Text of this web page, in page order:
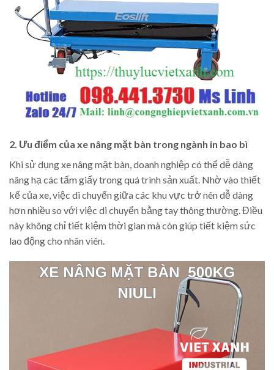
2. Ưu điểm của xe nâng mặt bàn trong ngành in bao bì
Khi sử dụng xe nâng mặt bàn, doanh nghiệp có thể dễ dàng
nâng hạ các tấm giấy trong quá trình sản xuất. Nhờ vào thiết
kế của xe, việc di chuyển giữa các khu vực trở nên dễ dàng
hơn nhiều so với việc di chuyển bằng tay thông thường. Điều
này không chỉ tiết kiệm thời gian mà còn giúp tiết kiệm sức
lao động cho nhân viên.